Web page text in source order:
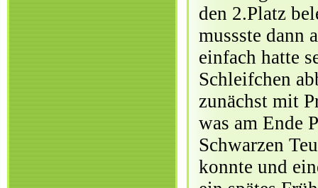
den 2.Platz
mussste dann
einfach hatte
Schleifchen
zunächst mit
was am Ende
Schwarzen
konnte und